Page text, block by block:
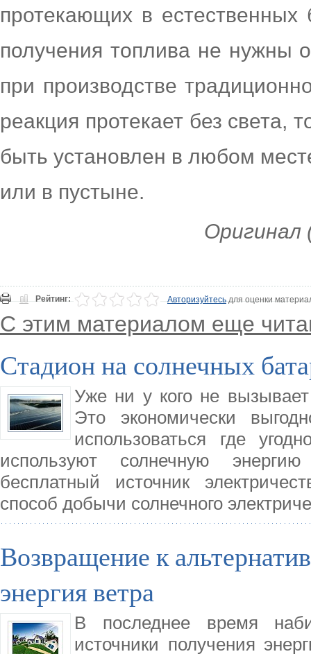
протекающих в
получения топлива не нужны
при производстве
реакция протекает без света,
быть установлен в любом
или в пустыне.
Оригинал
Рейтинг: Авторизуйтесьдля оценки
С этим материалом еще
Стадион на солнечных
Уже ни у кого не
Это экономически
использоваться где
используют солнечную
бесплатный источник
способ добычи солнечного
Возвращение к
энергия ветра
В последнее время
источники получения